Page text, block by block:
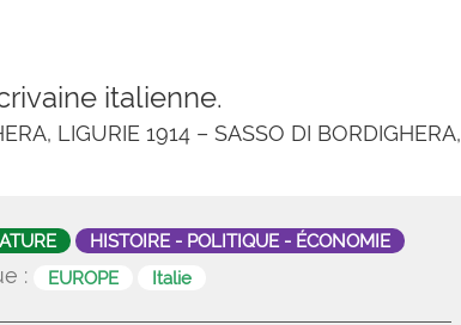
italienne.
LIGURIE 1914 – SASSO DI BORDIGHERA,
HISTOIRE - POLITIQUE - ÉCONOMIE
: EUROPE Italie